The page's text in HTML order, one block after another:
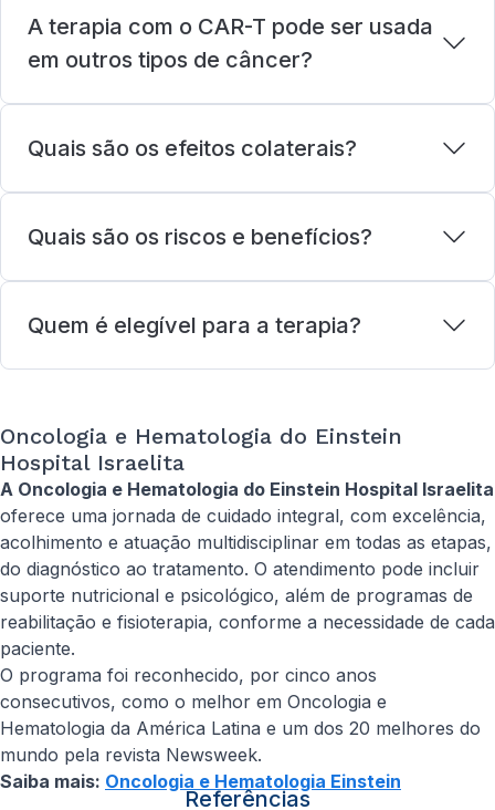
A terapia com o CAR-T pode ser usada
em outros tipos de câncer?
Quais são os efeitos colaterais?
Quais são os riscos e benefícios?
Quem é elegível para a terapia?
Oncologia e Hematologia do Einstein
Hospital Israelita
A Oncologia e Hematologia do Einstein Hospital Israelita
oferece uma jornada de cuidado integral, com excelência,
acolhimento e atuação multidisciplinar em todas as etapas,
do diagnóstico ao tratamento. O atendimento pode incluir
suporte nutricional e psicológico, além de programas de
reabilitação e fisioterapia, conforme a necessidade de cada
paciente.
O programa foi reconhecido, por cinco anos
consecutivos, como o melhor em Oncologia e
Hematologia da América Latina e um dos 20 melhores do
mundo pela revista Newsweek.
Saiba mais: Oncologia e Hematologia Einstein
Referências